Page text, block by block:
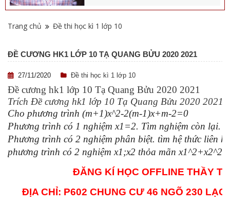
Trang chủ Đề thi học kì 1 lớp 10
ĐỀ CƯƠNG HK1 LỚP 10 TẠ QUANG BỬU 2020 2021
27/11/2020 Đề thi học kì 1 lớp 10
Đề cương hk1 lớp 10 Tạ Quang Bửu 2020 2021
Trích Đề cương hk1 lớp 10 Tạ Quang Bửu 2020 2021
Cho phương trình (m+1)x^2-2(m-1)x+m-2=0
Phương trình có 1 nghiệm x1=2. Tìm nghiệm còn lại.
Phương trình có 2 nghiệm phân biệt. tìm hệ thức liên
phương trình có 2 nghiệm x1;x2 thỏa mãn
ĐĂNG KÍ HỌC OFFLINE THẦY
ĐỊA CHỈ: P602 CHUNG CƯ 46 NGÕ 230